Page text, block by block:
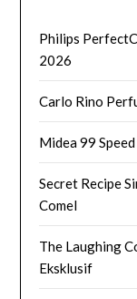
Philips
2026
Carlo Rino
Midea 99
Secret Recipe
Comel
The Laughing
Eksklusif